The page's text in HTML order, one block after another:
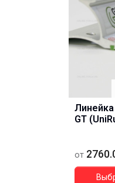
Линейка
GT
от